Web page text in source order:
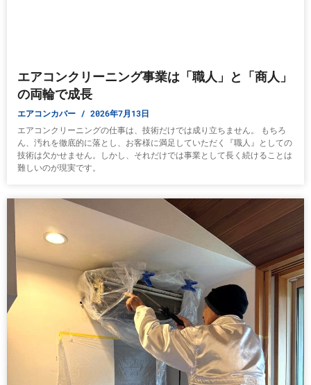
エアコンクリーニング事業は「職人」と「商人」
の両輪で成長
エアコンカバー 2026年7月13日
エアコンクリーニングの仕事は、技術だけでは成り立ちません。 もちろ
ん、汚れを徹底的に落とし、お客様に満足していただく『職人』としての
技術は欠かせません。しかし、それだけでは事業として長く続けることは
難しいのが現実です。